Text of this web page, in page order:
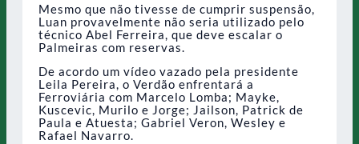
Mesmo que não tivesse de cumprir suspensão,
Luan provavelmente não seria utilizado pelo
técnico Abel Ferreira, que deve escalar o
Palmeiras com reservas.
De acordo um vídeo vazado pela presidente
Leila Pereira, o Verdão enfrentará a
Ferroviária com Marcelo Lomba; Mayke,
Kuscevic, Murilo e Jorge; Jailson, Patrick de
Paula e Atuesta; Gabriel Veron, Wesley e
Rafael Navarro.